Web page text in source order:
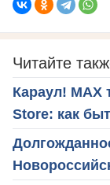
Читайте
Караул! MAX
Store: как